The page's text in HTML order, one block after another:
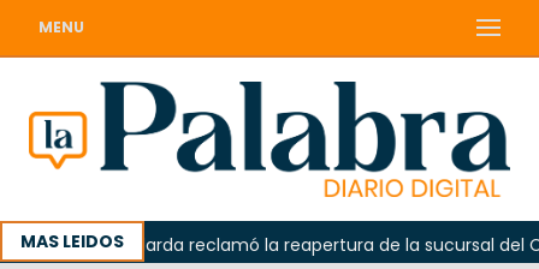
MENU
MAS LEIDOSOdarda reclamó la reapertura de la sucursal del